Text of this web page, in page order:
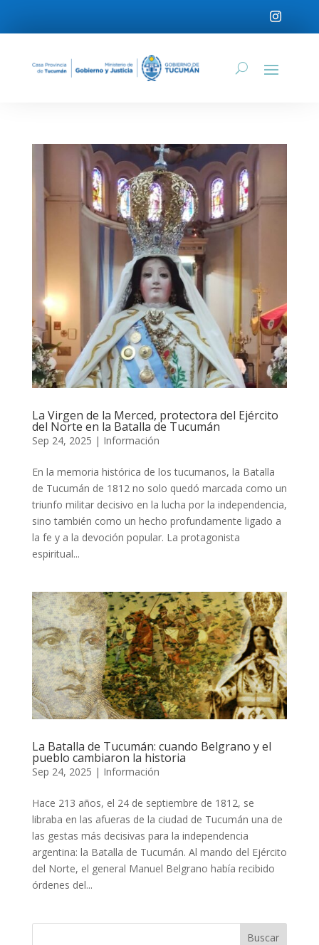
La Virgen de la Merced, protectora del Ejército
del Norte en la Batalla de Tucumán
Sep 24, 2025 | Información
En la memoria histórica de los tucumanos, la Batalla
de Tucumán de 1812 no solo quedó marcada como un
triunfo militar decisivo en la lucha por la independencia,
sino también como un hecho profundamente ligado a
la fe y a la devoción popular. La protagonista
espiritual...
La Batalla de Tucumán: cuando Belgrano y el
pueblo cambiaron la historia
Sep 24, 2025 | Información
Hace 213 años, el 24 de septiembre de 1812, se
libraba en las afueras de la ciudad de Tucumán una de
las gestas más decisivas para la independencia
argentina: la Batalla de Tucumán. Al mando del Ejército
del Norte, el general Manuel Belgrano había recibido
órdenes del...
Buscar